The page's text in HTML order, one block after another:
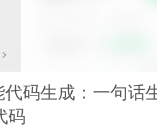
生成：一句话
码